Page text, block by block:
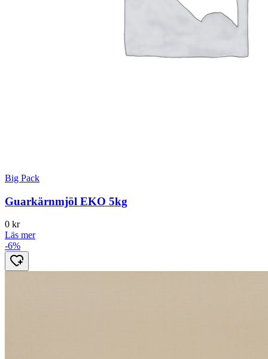
Big Pack
Guarkärnmjöl EKO 5kg
0 kr
Läs mer
-6%